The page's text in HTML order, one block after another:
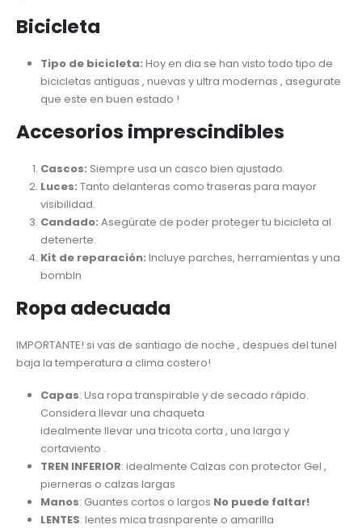
Bicicleta
Tipo de bicicleta: Hoy en dia se han visto todo tipo de
bicicletas antiguas , nuevas y ultra modernas , asegurate
que este en buen estado !
Accesorios imprescindibles
Cascos: Siempre usa un casco bien ajustado.
Luces: Tanto delanteras como traseras para mayor
visibilidad.
Candado: Asegúrate de poder proteger tu bicicleta al
detenerte.
Kit de reparación: Incluye parches, herramientas y una
bombIn
Ropa adecuada
IMPORTANTE! si vas de santiago de noche , despues del tunel
baja la temperatura a clima costero!
Capas: Usa ropa transpirable y de secado rápido.
Considera llevar una chaqueta
idealmente llevar una tricota corta , una larga y
cortaviento .
TREN INFERIOR: idealmente Calzas con protector Gel ,
pierneras o calzas largas
Manos: Guantes cortos o largos No puede faltar!
LENTES: lentes mica trasnparente o amarilla